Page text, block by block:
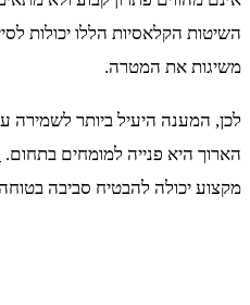
השיטות הקלאסיות הללו יכולות
משיגות את המטרה.
לכן, המענה היעיל ביותר לשמירה
הארוך היא פנייה למומחים בתחום.
מקצוע יכולה להבטיח סביבה